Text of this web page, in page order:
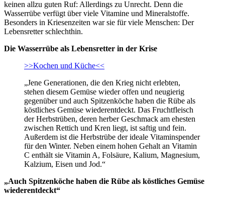
keinen allzu guten Ruf: Allerdings zu Unrecht. Denn die
Wasserrübe verfügt über viele Vitamine und Mineralstoffe.
Besonders in Kriesenzeiten war sie für viele Menschen: Der
Lebensretter schlechthin.
Die Wasserrübe als Lebensretter in der Krise
>>Kochen und Küche<<
„Jene Generationen, die den Krieg nicht erlebten,
stehen diesem Gemüse wieder offen und neugierig
gegenüber und auch Spitzenköche haben die Rübe als
köstliches Gemüse wiederentdeckt. Das Fruchtfleisch
der Herbstrüben, deren herber Geschmack am ehesten
zwischen Rettich und Kren liegt, ist saftig und fein.
Außerdem ist die Herbstrübe der ideale Vitaminspender
für den Winter. Neben einem hohen Gehalt an Vitamin
C enthält sie Vitamin A, Folsäure, Kalium, Magnesium,
Kalzium, Eisen und Jod.“
„Auch Spitzenköche haben die Rübe als köstliches Gemüse
wiederentdeckt“